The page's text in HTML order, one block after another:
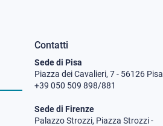
Contatti
Sede di Pisa
Piazza dei Cavalieri, 7 - 56126 Pisa
+39 050 509 898/881
Sede di Firenze
Palazzo Strozzi, Piazza Strozzi -